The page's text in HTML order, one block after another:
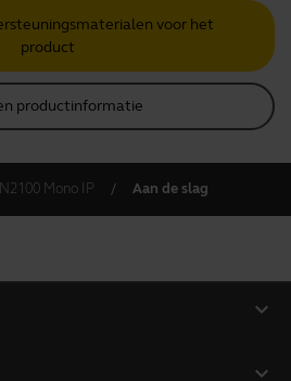
voor het
product
productinformatie
Mono IP Aan de slag
expand_more
expand_more